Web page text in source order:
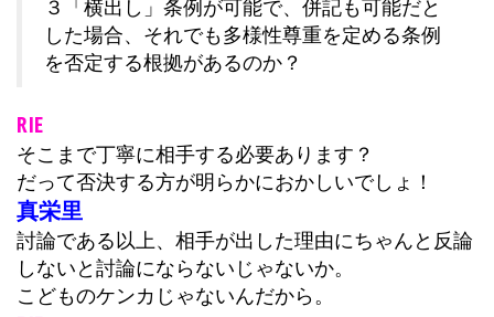
３「横出し」条例が可能で、併記も可能だと
した場合、それでも多様性尊重を定める条例
を否定する根拠があるのか？
RIE
そこまで丁寧に相手する必要あります？
だって否決する方が明らかにおかしいでしょ！
真栄里
討論である以上、相手が出した理由にちゃんと反論
しないと討論にならないじゃないか。
こどものケンカじゃないんだから。